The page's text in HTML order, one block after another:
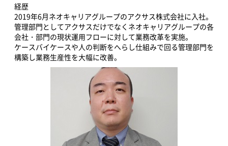
経歴
2019年6月ネオキャリアグループのアクサス株式会社に入社。
管理部門としてアクサスだけでなくネオキャリアグループの各
会社・部門の現状運用フローに対して業務改革を実施。
ケースバイケースや人の判断をへらし仕組みで回る管理部門を
構築し業務生産性を大幅に改善。